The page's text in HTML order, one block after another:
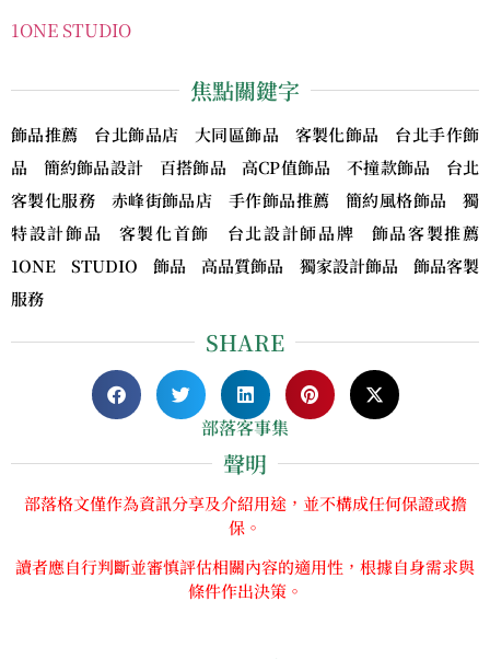
1ONE STUDIO
焦點關鍵字
飾品推薦 台北飾品店 大同區飾品 客製化飾品 台北手作飾
品 簡約飾品設計 百搭飾品 高CP值飾品 不撞款飾品 台北
客製化服務 赤峰街飾品店 手作飾品推薦 簡約風格飾品 獨
特設計飾品 客製化首飾 台北設計師品牌 飾品客製推薦
1ONE STUDIO 飾品 高品質飾品 獨家設計飾品 飾品客製
服務
SHARE
部落客事集
聲明
部落格文僅作為資訊分享及介紹用途，並不構成任何保證或擔
保。
讀者應自行判斷並審慎評估相關內容的適用性，根據自身需求與
條件作出決策。